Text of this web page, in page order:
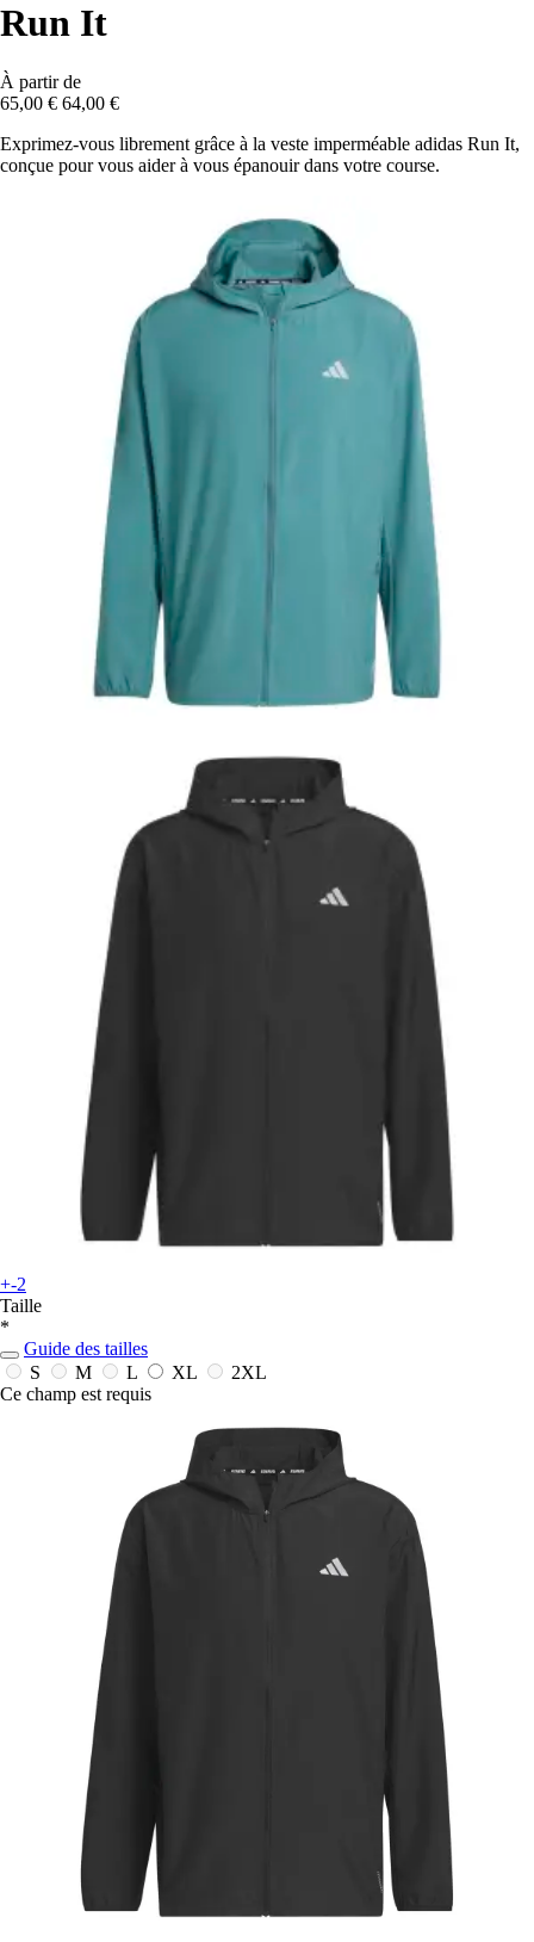
Run It
À partir de
65,00 € 64,00 €
Exprimez-vous librement grâce à la veste imperméable adidas Run It,
conçue pour vous aider à vous épanouir dans votre course.
+-2
Taille
*
Guide des tailles
S
M L XL
2XL
Ce champ est requis